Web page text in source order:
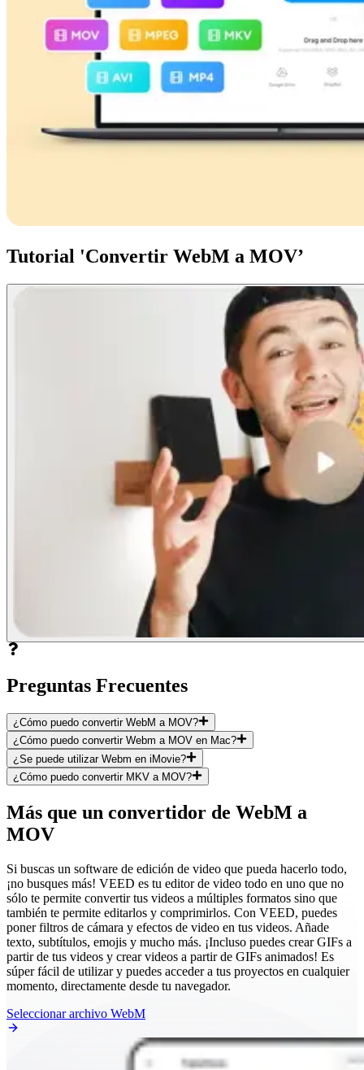
Tutorial 'Convertir WebM a MOV’
Preguntas Frecuentes
¿Cómo puedo convertir WebM a MOV?
¿Cómo puedo convertir Webm a MOV en Mac?
¿Se puede utilizar Webm en iMovie?
¿Cómo puedo convertir MKV a MOV?
Más que un convertidor de WebM a
MOV
Si buscas un software de edición de video que pueda hacerlo todo,
¡no busques más! VEED es tu editor de video todo en uno que no
sólo te permite convertir tus videos a múltiples formatos sino que
también te permite editarlos y comprimirlos. Con VEED, puedes
poner filtros de cámara y efectos de video en tus videos. Añade
texto, subtítulos, emojis y mucho más. ¡Incluso puedes crear GIFs a
partir de tus videos y crear videos a partir de GIFs animados! Es
súper fácil de utilizar y puedes acceder a tus proyectos en cualquier
momento, directamente desde tu navegador.
Seleccionar archivo WebM